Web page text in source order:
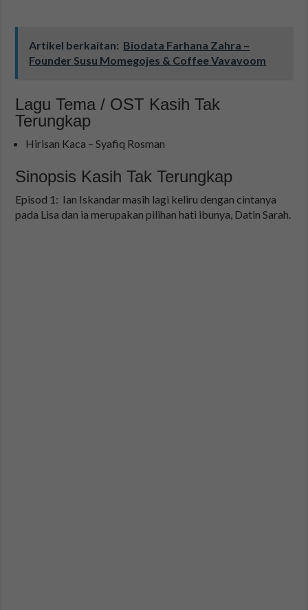
Artikel berkaitan: Biodata Farhana Zahra –
Founder Susu Momegojes & Coffee Vavavoom
Lagu Tema / OST Kasih Tak
Terungkap
Hirisan Kaca – Syafiq Rosman
Sinopsis Kasih Tak Terungkap
Episod 1: Ian Iskandar masih lagi keliru dengan cintanya
pada Lisa dan ia merupakan pilihan hati ibunya, Datin Sarah.